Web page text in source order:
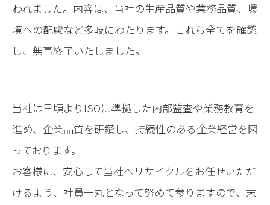
われました。内容は、当社の生産品質や業務品質、環
境への配慮など多岐にわたります。これら全てを確認
し、無事終了いたしました。
当社は日頃よりISOに準拠した内部監査や業務教育を
進め、企業品質を研鑽し、持続性のある企業経営を図
っております。
お客様に、安心して当社へリサイクルをお任せいただ
けるよう、社員一丸となって努めて参りますので、末